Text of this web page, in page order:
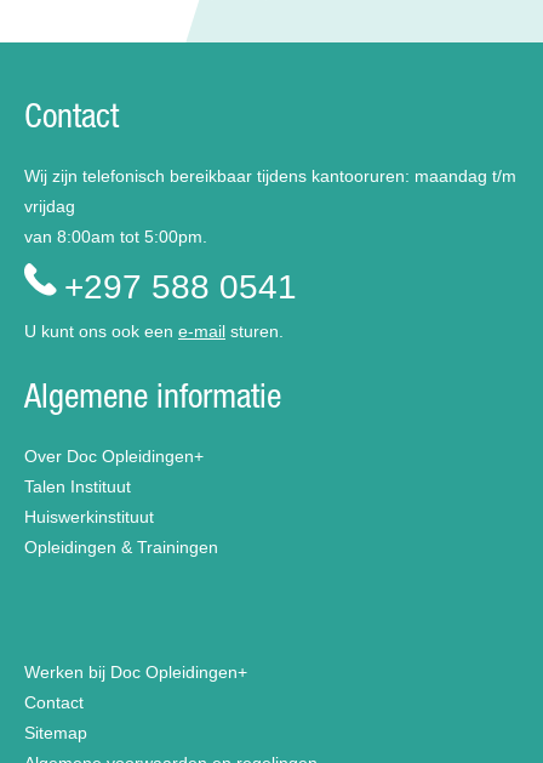
Contact
Wij zijn telefonisch bereikbaar tijdens kantooruren: maandag t/m
vrijdag
van 8:00am tot 5:00pm.
+297 588 0541
U kunt ons ook een e-mail sturen.
Algemene informatie
Over Doc Opleidingen+
Talen Instituut
Huiswerkinstituut
Opleidingen & Trainingen
Werken bij Doc Opleidingen+
Contact
Sitemap